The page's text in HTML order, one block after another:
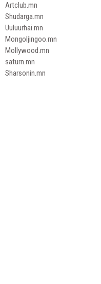
Artclub.mn
Shudarga.mn
Uuluurhai.mn
Mongoljingoo.mn
Mollywood.mn
saturn.mn
Sharsonin.mn